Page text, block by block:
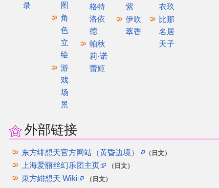
录
图
角
色
立
绘
游
戏
场
景
格特
洛依
德
帕秋
莉·诺
蕾姬
紫
伊吹
萃香
衣玖
比那
名居
天子
外部链接
东方绯想天官方网站（黄昏边境） （日文）
上海爱丽丝幻乐团主页 （日文）
東方緋想天 Wiki （日文）